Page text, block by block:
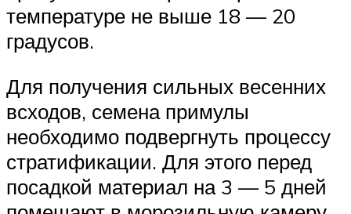
температуре не выше 18 — 20
градусов.
Для получения сильных весенних
всходов, семена примулы
необходимо подвергнуть процессу
стратификации. Для этого перед
посадкой материал на 3 — 5 дней